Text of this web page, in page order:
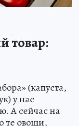
товар:
(капуста,
у нас
А сейчас на
те овощи,